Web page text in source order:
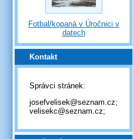
Fotbal/kopaná v Úročnici v
datech
Kontakt
Správci stránek:
josefvelisek@seznam.cz;
velisekc@seznam.cz;